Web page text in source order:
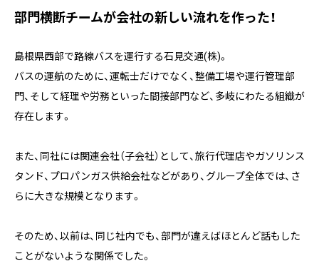
部門横断チームが会社の新しい流れを作った！
島根県西部で路線バスを運行する石見交通(株)。
バスの運航のために、運転士だけでなく、整備工場や運行管理部
門、そして経理や労務といった間接部門など、多岐にわたる組織が
存在します。
また、同社には関連会社（子会社）として、旅行代理店やガソリンス
タンド、プロパンガス供給会社などがあり、グループ全体では、さ
らに大きな規模となります。
そのため、以前は、同じ社内でも、部門が違えばほとんど話もした
ことがないような関係でした。